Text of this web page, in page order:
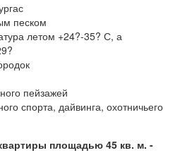
песком
летом +24?-35? С, а
пейзажей
спорта, дайвинга, охотничьего
площадью 45 кв. м. -